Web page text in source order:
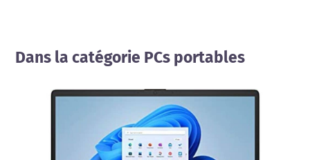
Dans la catégorie PCs portables